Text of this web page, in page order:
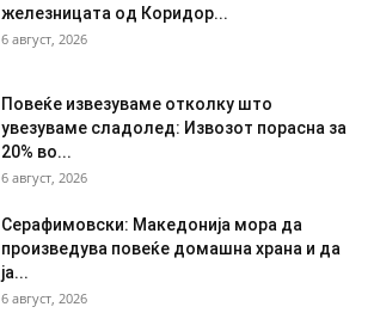
железницата од Коридор...
6 август, 2026
Повеќе извезуваме отколку што
увезуваме сладолед: Извозот порасна за
20% во...
6 август, 2026
Серафимовски: Македонија мора да
произведува повеќе домашна храна и да
ја...
6 август, 2026